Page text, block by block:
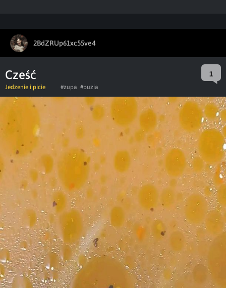
2BdZRUp61xc55ve4
Cześć 1
Jedzenie i picie #zupa #buzia